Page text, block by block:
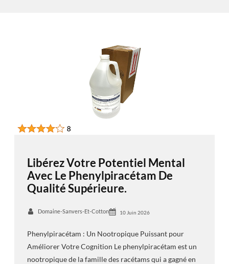
Libérez Votre Potentiel Mental
Avec Le Phenylpiracétam De
Qualité Supérieure.
Domaine-Sanvers-Et-Cotton 10 Juin 2026
Phenylpiracétam : Un Nootropique Puissant pour
Améliorer Votre Cognition Le phenylpiracétam est un
nootropique de la famille des racétams qui a gagné en